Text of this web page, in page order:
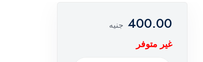
400.00 جنيه
غير متوفر